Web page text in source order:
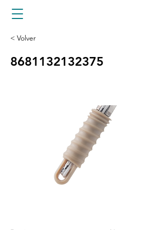
< Volver
8681132132375